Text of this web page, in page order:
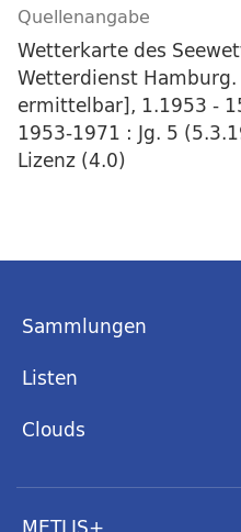
Quellenangabe
Wetterkarte des
Wetterdienst
ermittelbar], 1.1953 -
1953-1971 : Jg. 5
Lizenz (4.0)
Sammlungen
Listen
Clouds